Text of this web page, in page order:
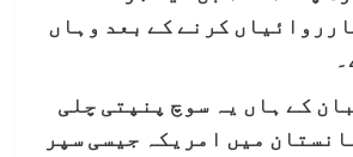
کرنے کے بعد وہاں
کے ہاں یہ سوچ پنپتی چلی
میں امریکہ جیسی سپر